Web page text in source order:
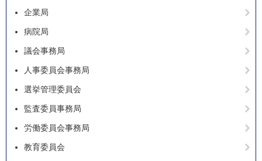
企業局
病院局
議会事務局
人事委員会事務局
選挙管理委員会
監査委員事務局
労働委員会事務局
教育委員会